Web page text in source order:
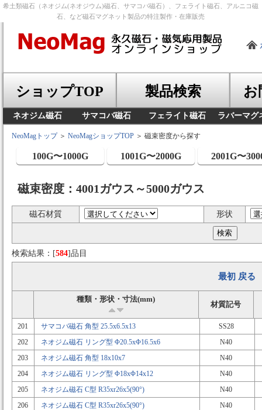
希土類磁石（ネオジム(ネオジウム)磁石、サマコバ磁石）、フェライト磁石、アルニコ磁
石、など磁石マグネット製品の特注製作・在庫販売
ショップTOP 製品検索 お
ネオジム磁石 サマコバ磁石 フェライト磁石 ラバーマグ
NeoMagトップ＞ NeoMagショップTOP ＞ 磁束密度から探す
100G〜1000G 1001G〜2000G 2001G〜
磁束密度：4001ガウス～5000ガウス
磁石材質 形状
検索結果：[584]品目
最初 戻る
種類・形状・寸法(mm)
材質記号
201 サマコバ磁石 角型 25.5x6.5x13
SS28
202
ネオジム磁石 リング型 Φ20.5xΦ16.5x6
N40
203
ネオジム磁石 角型 18x10x7
N40
204
ネオジム磁石 リング型 Φ18xΦ14x12
N40
205
ネオジム磁石 C型 R35xr26x5(90°)
N40
206
ネオジム磁石 C型 R35xr26x5(90°)
N40